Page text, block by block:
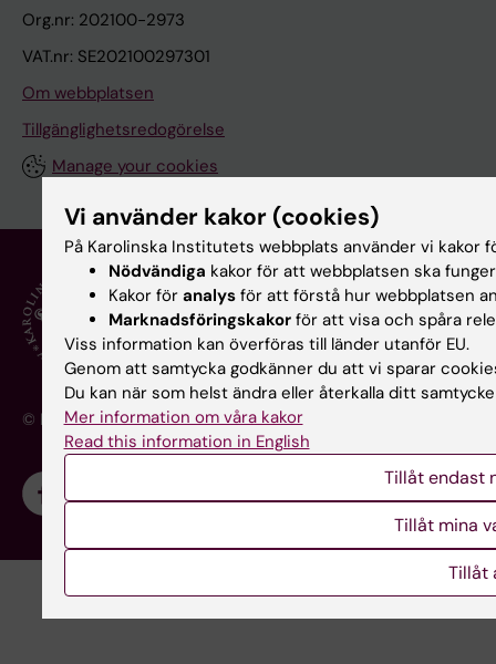
Org.nr: 202100-2973
VAT.nr: SE202100297301
Om webbplatsen
Tillgänglighetsredogörelse
Manage your cookies
© Karolinska Institutet - ett medicinskt universitet
Vi använder kakor (cookies)
På Karolinska Institutets webbplats använder vi kakor
Nödvändiga kakor för att webbplatsen ska
Kakor för analysför att förstå hur webbplatsen
Marknadsföringskakorför att visa och spåra
Viss information kan överföras till länder utanför EU.
Genom att samtycka godkänner du att vi sparar
Du kan när som helst ändra eller återkalla ditt
Mer information om våra kakor
Read this information in English
Tillåt endast
Tillåt mina
Tillåt